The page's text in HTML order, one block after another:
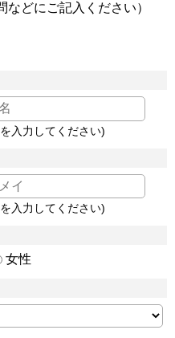
どにご記入ください）
入力してください)
入力してください)
女性